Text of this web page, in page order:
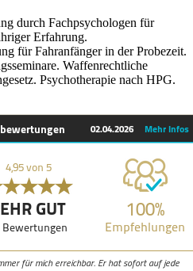
durch Fachpsychologen für
Erfahrung.
für Fahranfänger in der Probezeit.
Waffenrechtliche
Psychotherapie nach HPG.